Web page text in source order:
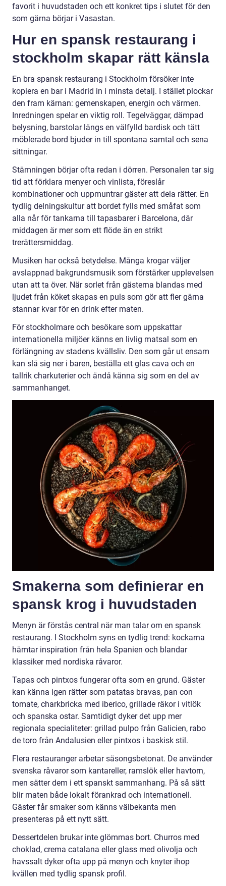
favorit i huvudstaden och ett konkret tips i slutet för den
som gärna börjar i Vasastan.
Hur en spansk restaurang i
stockholm skapar rätt känsla
En bra spansk restaurang i Stockholm försöker inte
kopiera en bar i Madrid in i minsta detalj. I stället plockar
den fram kärnan: gemenskapen, energin och värmen.
Inredningen spelar en viktig roll. Tegelväggar, dämpad
belysning, barstolar längs en välfylld bardisk och tätt
möblerade bord bjuder in till spontana samtal och sena
sittningar.
Stämningen börjar ofta redan i dörren. Personalen tar sig
tid att förklara menyer och vinlista, föreslår
kombinationer och uppmuntrar gäster att dela rätter. En
tydlig delningskultur att bordet fylls med småfat som
alla når för tankarna till tapasbarer i Barcelona, där
middagen är mer som ett flöde än en strikt
trerättersmiddag.
Musiken har också betydelse. Många krogar väljer
avslappnad bakgrundsmusik som förstärker upplevelsen
utan att ta över. När sorlet från gästerna blandas med
ljudet från köket skapas en puls som gör att fler gärna
stannar kvar för en drink efter maten.
För stockholmare och besökare som uppskattar
internationella miljöer känns en livlig matsal som en
förlängning av stadens kvällsliv. Den som går ut ensam
kan slå sig ner i baren, beställa ett glas cava och en
tallrik charkuterier och ändå känna sig som en del av
sammanhanget.
Smakerna som definierar en
spansk krog i huvudstaden
Menyn är förstås central när man talar om en spansk
restaurang. I Stockholm syns en tydlig trend: kockarna
hämtar inspiration från hela Spanien och blandar
klassiker med nordiska råvaror.
Tapas och pintxos fungerar ofta som en grund. Gäster
kan känna igen rätter som patatas bravas, pan con
tomate, charkbricka med iberico, grillade räkor i vitlök
och spanska ostar. Samtidigt dyker det upp mer
regionala specialiteter: grillad pulpo från Galicien, rabo
de toro från Andalusien eller pintxos i baskisk stil.
Flera restauranger arbetar säsongsbetonat. De använder
svenska råvaror som kantareller, ramslök eller havtorn,
men sätter dem i ett spanskt sammanhang. På så sätt
blir maten både lokalt förankrad och internationell.
Gäster får smaker som känns välbekanta men
presenteras på ett nytt sätt.
Dessertdelen brukar inte glömmas bort. Churros med
choklad, crema catalana eller glass med olivolja och
havssalt dyker ofta upp på menyn och knyter ihop
kvällen med tydlig spansk profil.